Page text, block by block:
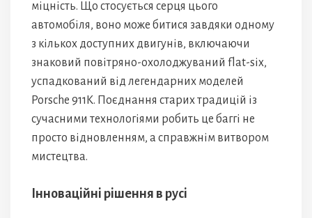
міцність. Що стосується серця цього
автомобіля, воно може битися завдяки одному
з кількох доступних двигунів, включаючи
знаковий повітряно-охолоджуваний flat-six,
успадкований від легендарних моделей
Porsche 911K. Поєднання старих традицій із
сучасними технологіями робить це баггі не
просто відновленням, а справжнім витвором
мистецтва.
Інноваційні рішення в русі